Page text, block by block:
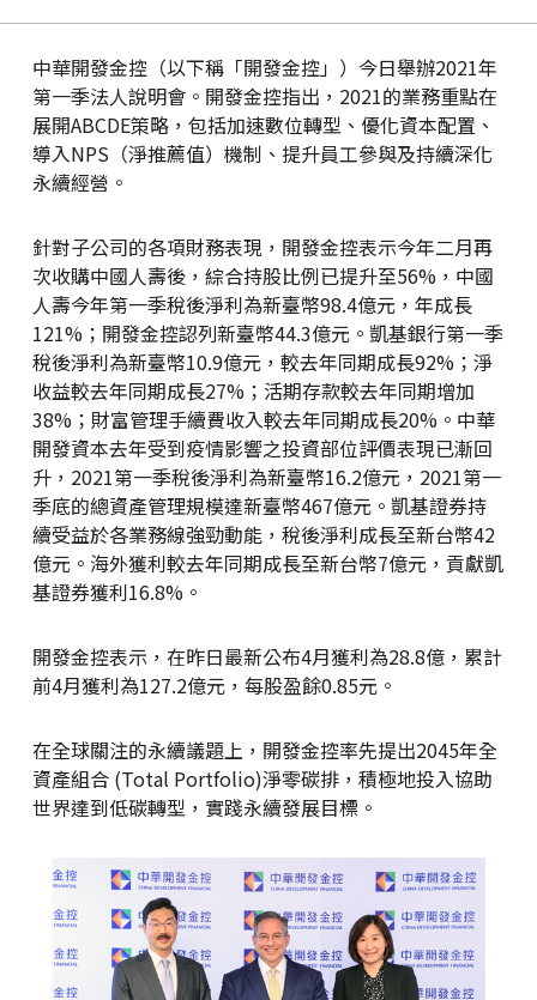
中華開發金控（以下稱「開發金控」）今日舉辦2021年
第一季法人說明會。開發金控指出，2021的業務重點在
展開ABCDE策略，包括加速數位轉型、優化資本配置、
導入NPS（淨推薦值）機制、提升員工參與及持續深化
永續經營。
針對子公司的各項財務表現，開發金控表示今年二月再
次收購中國人壽後，綜合持股比例已提升至56%，中國
人壽今年第一季稅後淨利為新臺幣98.4億元，年成長
121%；開發金控認列新臺幣44.3億元。凱基銀行第一季
稅後淨利為新臺幣10.9億元，較去年同期成長92%；淨
收益較去年同期成長27%；活期存款較去年同期增加
38%；財富管理手續費收入較去年同期成長20%。中華
開發資本去年受到疫情影響之投資部位評價表現已漸回
升，2021第一季稅後淨利為新臺幣16.2億元，2021第一
季底的總資產管理規模達新臺幣467億元。凱基證券持
續受益於各業務線強勁動能，稅後淨利成長至新台幣42
億元。海外獲利較去年同期成長至新台幣7億元，貢獻凱
基證券獲利16.8%。
開發金控表示，在昨日最新公布4月獲利為28.8億，累計
前4月獲利為127.2億元，每股盈餘0.85元。
在全球關注的永續議題上，開發金控率先提出2045年全
資產組合 (Total Portfolio)淨零碳排，積極地投入協助
世界達到低碳轉型，實踐永續發展目標。